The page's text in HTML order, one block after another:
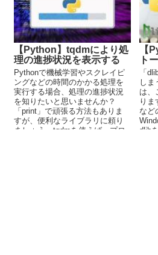
【Python】tqdmにより処
理の進捗状況を表示する
Pythonで機械学習やスクレイピ
ングなどの時間のかかる処理を
実行する場合、処理の進捗状況
を知りたいと思いませんか？
「print」で頑張る方法もありま
すが、便利なライブラリに頼り
ましょう。tqdmを使えば、プロ
【
ト
「
しま
は、
りま
など
dlib